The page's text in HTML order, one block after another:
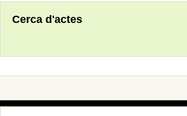
Cerca d'actes